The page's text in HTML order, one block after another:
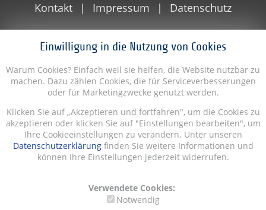
Einwilligung in die Nutzung von Cookies
Warum Cookies? Einfach weil sie helfen, die Website nutzbar zu
machen. Dazu zählen Cookies, die für Serviceverbesserungen
oder für Marketingzwecke genutzt werden.
Klicken Sie auf „Akzeptieren und fortfahren", um die Cookies zu
akzeptieren oder klicken Sie auf "Einstellungen bearbeiten", um
Ihre Cookieeinstellungen zu verändern. Unter unseren
Datenschutzerklärungfinden Sie weitere Informationen und
können Ihre Einstellungen jederzeit widerrufen.
Verwendete Cookies:
Notwendig
Kontakt Impressum Datenschutz